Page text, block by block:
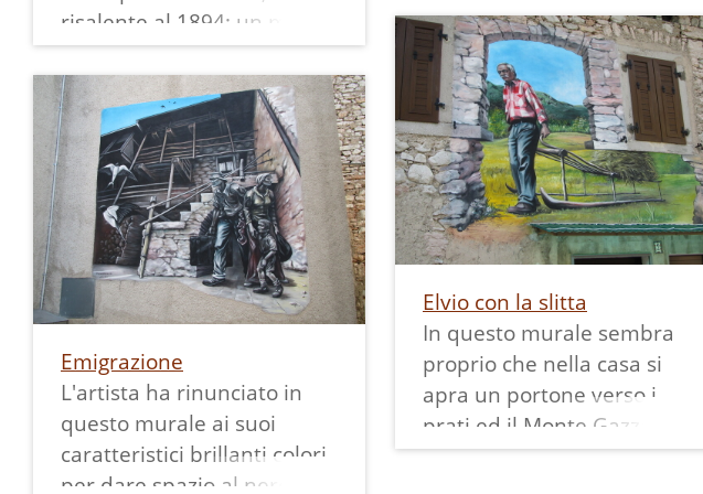
risalente al 1894; un modo
affettuoso per ricordare il
paese d'origine del pittore.
Sulla mappa dei murales di
Margone è segnato col
numero 7 e lo si può
ammirare insieme agli altri:
più lontano, tutte presenze
naturali in un ambiente
fatto di praterie, bosco e,
sullo sfondo, le cime
innevate del Brenta.
Sulla mappa dei murales di
Margone è segnato col
numero 9 e lo si può
ammirare insieme agli altri:
Elvio con la slitta
In questo murale sembra
proprio che nella casa si
apra un portone verso i
prati ed il Monte Gazza ed
Elvio, colui che ha
Emigrazione
L'artista ha rinunciato in
questo murale ai suoi
caratteristici brillanti colori,
per dare spazio al nero